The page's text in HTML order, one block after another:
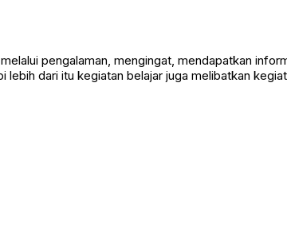
pengalaman, mengingat, mendapatkan
dari itu kegiatan belajar juga melibatkan